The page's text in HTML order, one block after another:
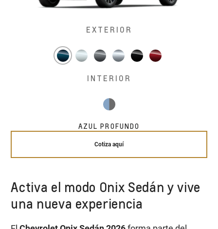
EXTERIOR
INTERIOR
AZUL PROFUNDO
Cotiza aquí
Activa el modo Onix Sedán y vive
una nueva experiencia